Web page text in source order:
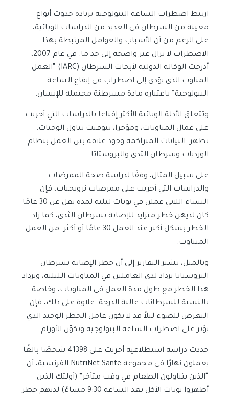
ارتبط اضطراب الساعة البيولوجية بزيادة حدوث أنواع
معينة من السرطان في العديد من الدراسات الوبائية،
على الرغم من أن الأسباب والعوامل المرتبطة بهذا
الاضطراب لا تزال غير واضحة إلى حد ما. في عام 2007،
أدرجت الوكالة الدولية لأبحاث السرطان (IARC) “العمل
المناوب الذي يؤدي إلى اضطراب في إيقاع الساعة
البيولوجية” باعتباره مادة مسرطنة محتملة للإنسان.
وتتعلق الأدلة الوبائية الأكثر إقناعا بالدراسات التي أجريت
على عمال المناوبات، ومؤخرا، بتوقيت تناول الوجبات.
تظهر .البيانات المتراكمة وجود علاقة بين العمل بنظام
الورديات وسرطان الثدي والبروستاتا
على سبيل المثال، وفقًا لدراسة صحة الممرضات
والدراسات التي أجريت على ممرضات نرويجيات، فإن
النساء اللاتي عملن في نوبات ليلية لمدة تقل عن 30 عامًا
كان لديهن خطر متزايد للإصابة بسرطان الثدي، كما زاد
الخطر بشكل أكبر عند العمل 30 عامًا أو أكثر. من العمل
المتناوب.
وبالمثل، تشير التقارير إلى أن خطر الإصابة بسرطان
البروستاتا يزداد لدى العاملين في المناوبات الليلية، ويزداد
هذا الخطر مع طول مدة العمل في المناوبات، وخاصة
بالنسبة للسرطانات عالية الدرجة. علاوة على ذلك، فإن
التعرض للضوء ليلاً قد لا يكون عامل الخطر الوحيد الذي
يؤثر على اضطراب الساعة البيولوجية وتكوّن الأورام.
حددت دراسة استطلاعية أجريت على 41398 شخصًا بالغًا
يعملون نهارًا في مجموعة NutriNet-Sante الفرنسية، أن
“الذين يتناولون الطعام في وقت متأخر” (أولئك الذين
أظهروا نوبات الأكل بعد الساعة 9:30 مساءً) لديهم خطر